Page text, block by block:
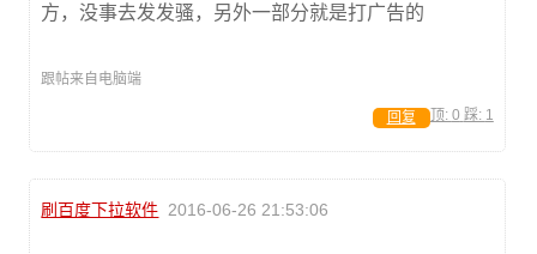
方，没事去发发骚，另外一部分就是打广告的
跟帖来自电脑端
顶: 0 踩: 1
回复
刷百度下拉软件 2016-06-26 21:53:06